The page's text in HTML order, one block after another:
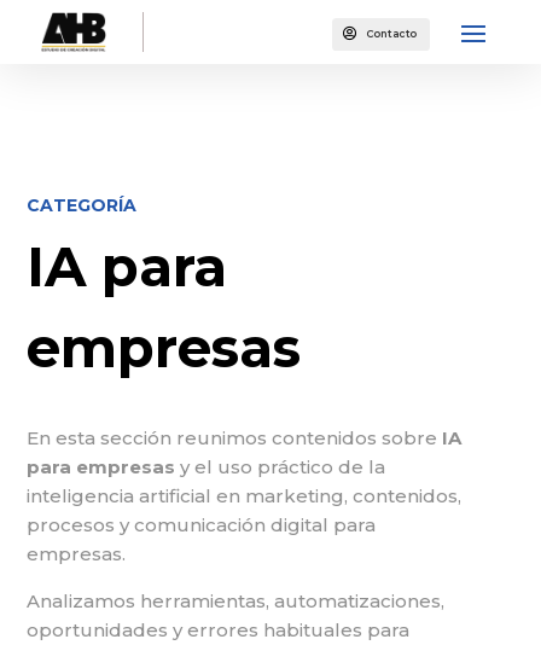
 Contacto
CATEGORÍA
IA para
empresas
En esta sección reunimos contenidos sobre IA
para empresas y el uso práctico de la
inteligencia artificial en marketing, contenidos,
procesos y comunicación digital para
empresas.
Analizamos herramientas, automatizaciones,
oportunidades y errores habituales para